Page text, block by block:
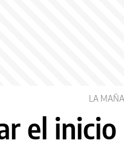
LA
el inicio